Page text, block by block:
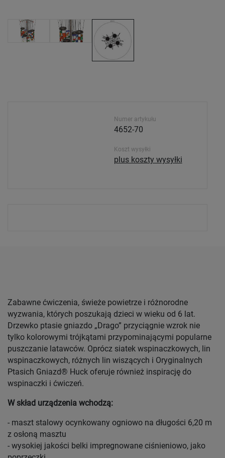
Numer artykułu
4652-70
Koszt wysyłki
plus koszty wysyłki
Zabawne ćwiczenia, świeże powietrze i różnorodne
wyzwania, których poszukają dzieci w wieku od 6 lat.
Drzewko ptasie gniazdo „Drago” przyciągnie wzrok nie
tylko kolorowymi trójkątami przypominającymi popularne
puszczanie latawców. Oprócz siatek wspinaczkowych, lin
wspinaczkowych, różnych lin wiszących i Oryginalnych
Ptasich Gniazd® Huck oferuje również inspirację do
wspinaczki i ćwiczeń.
W skład urządzenia wchodzą:
- maszt stalowy ocynkowany ogniowo na długości 6,20 m
z osłoną masztu
- wysokiej jakości belki impregnowane ciśnieniowo, jako